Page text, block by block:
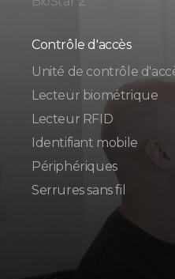
Contrôle d'accès
Unité de contrôle
Lecteur biométrique
Lecteur RFID
Identifiant mobile
Périphériques
Serrures sans fil